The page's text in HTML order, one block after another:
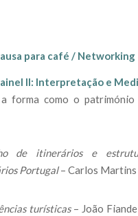
para café / Networking
II: Interpretação e
forma como o património
de itinerários e
Portugal– Carlos Martins
turísticas– João